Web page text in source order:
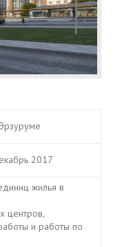
2017
жилья в
центров,
и работы по